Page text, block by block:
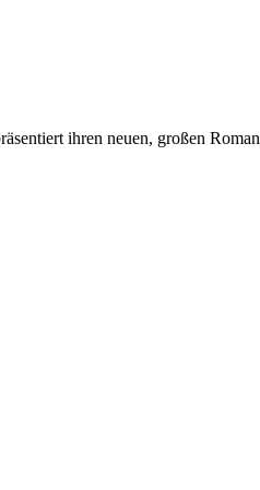
ihren neuen, großen Roman